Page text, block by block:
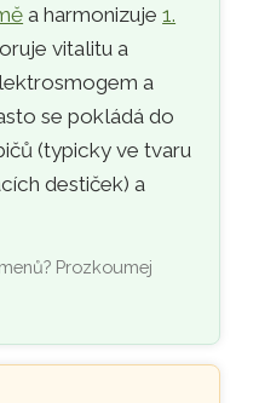
a harmonizuje1.
vitalitu a
a
se pokládá do
(typicky ve tvaru
destiček) a
Prozkoumej